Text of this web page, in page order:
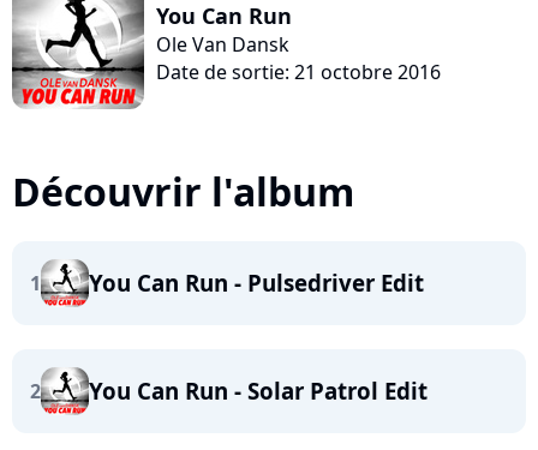
You Can Run
Ole Van Dansk
Date de sortie: 21 octobre 2016
Découvrir l'album
1 You Can Run - Pulsedriver Edit
2 You Can Run - Solar Patrol Edit